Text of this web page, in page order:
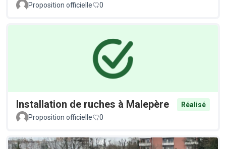
Proposition officielle 0
Installation de ruches à Malepère
Réalisé
Proposition officielle
0